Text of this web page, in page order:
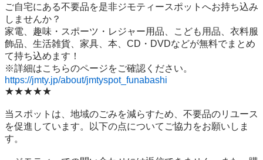
ご自宅にある不要品を是非ジモティースポットへお持ち込み
しませんか？
家電、趣味・スポーツ・レジャー用品、こども用品、衣料服
飾品、生活雑貨、家具、本、CD・DVDなどが無料でまとめ
て持ち込めます！
https://jmty.jp/about/jmtyspot_funabashi
★★★★★
当スポットは、地域のごみを減らすため、不要品のリユース
を促進しています。以下の点についてご協力をお願いしま
す。